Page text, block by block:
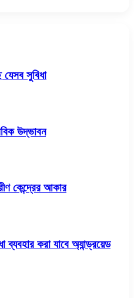
সুবিধা
উদ্ভাবন
কেন্দ্রের আকার
করা যাবে অ্যান্ড্রয়েড